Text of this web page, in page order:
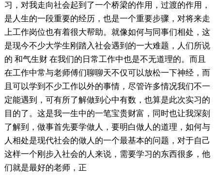
习，对我走向社会起到了一个桥梁的作用，过渡的作用，
是人生的一段重要的经历，也是一个重要步骤，对将来走
上工作岗位也有着很大帮助。就像如何与同事们相处，这
是现今不少大学生刚踏入社会遇到的一大难题，人们所说
的 和气生财 在我们的日常工作中也是不无道理的。而且
在工作中常与老师傅们聊聊天不仅可以放松一下神经，而
且可以学到不少工作以外的事情，尽管许多情况我们不一
定能遇到，可有所了解做到心中有数，也算是此次实习的
目的了。这是我一生中的一笔宝贵财富，同时也让我深刻
了解到，做事首先要学做人，要明白做人的道理，如何与
人相处是现代社会的做人的一个最基本的问题，对于自己
这样一个刚步入社会的人来说，需要学习的东西很多，他
们就是最好的老师，正